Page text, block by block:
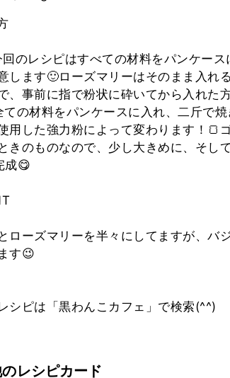
回のレシピはすべての材料をパンケー
します🙂ローズマリーはそのまま入れ
、事前に指で粉状に砕いてから入れた
ての材料をパンケースに入れ、二斤で
用した強力粉によって変わります！
きのものなので、少し大きめに、そし
成😋
ローズマリーを半々にしてますが、バ
す😉
シピは「黒わんこカフェ」で検索(^^)
レシピカード